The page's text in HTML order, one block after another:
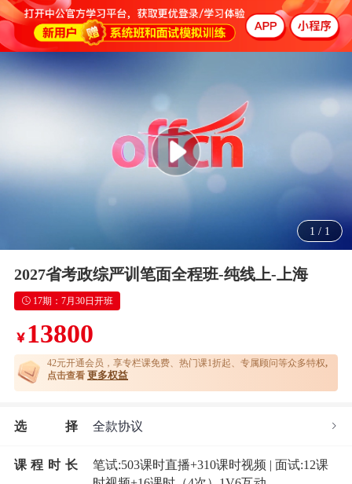
1 / 1
2027省考政综严训笔面全程班-纯线上-上海
17期：7月30日开班
￥13800
42元开通会员，享专栏课免费、热门课1折起、专属顾问等众多特权,
点击查看 更多权益
选 择 全款协议
课程时长
笔试:503课时直播+310课时视频 | 面试:12课